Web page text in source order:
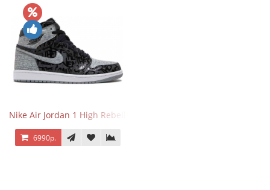
Nike Air Jordan 1 High Rebellionaire
6990р.